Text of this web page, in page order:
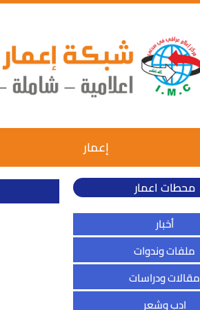
إعمار
محطات اعمار
أخبار
ملفات وندوات
مقالات ودراسات
ادب وشعر